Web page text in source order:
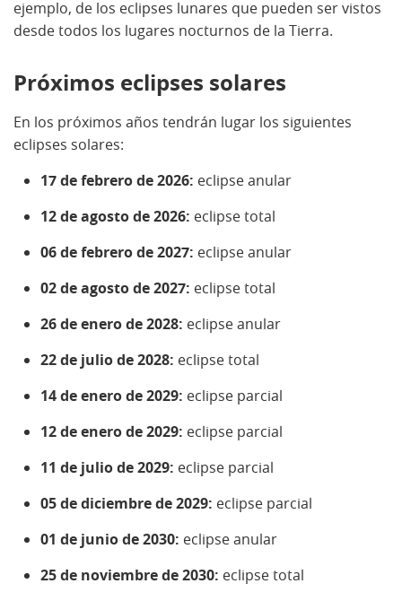
ejemplo, de los eclipses lunares que pueden ser vistos
desde todos los lugares nocturnos de la Tierra.
Próximos eclipses solares
En los próximos años tendrán lugar los siguientes
eclipses solares:
17 de febrero de 2026: eclipse anular
12 de agosto de 2026: eclipse total
06 de febrero de 2027: eclipse anular
02 de agosto de 2027: eclipse total
26 de enero de 2028: eclipse anular
22 de julio de 2028: eclipse total
14 de enero de 2029: eclipse parcial
12 de enero de 2029: eclipse parcial
11 de julio de 2029: eclipse parcial
05 de diciembre de 2029: eclipse parcial
01 de junio de 2030: eclipse anular
25 de noviembre de 2030: eclipse total